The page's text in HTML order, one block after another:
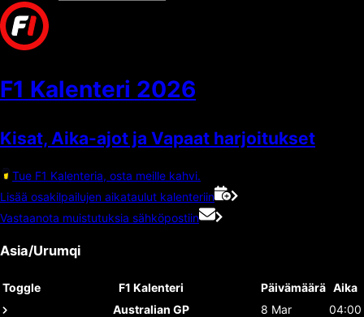
F1 Kalenteri 2026
Kisat, Aika-ajot ja Vapaat harjoitukset
Tue F1 Kalenteria, osta meille kahvi.
Lisää osakilpailujen aikataulut kalenteriin
Vastaanota muistutuksia sähköpostiin
Asia/Urumqi
Toggle F1 Kalenteri Päivämäärä Aika
Australian GP
8 Mar
04:00